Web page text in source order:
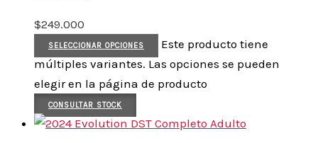
$249.000
SELECCIONAR OPCIONES
Este producto tiene
múltiples variantes. Las opciones se pueden
elegir en la página de producto
CONSULTAR STOCK